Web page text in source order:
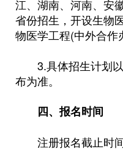
江、湖南、河南、安
省份招生，开设生物
物医学工程(中外合作
3.具体招生计划以
布为准。
四、报名时间
注册报名截止时间